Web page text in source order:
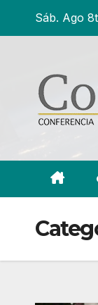
Sáb. Ago